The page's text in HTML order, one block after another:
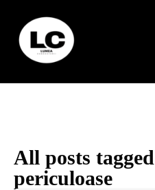
All posts
periculoase